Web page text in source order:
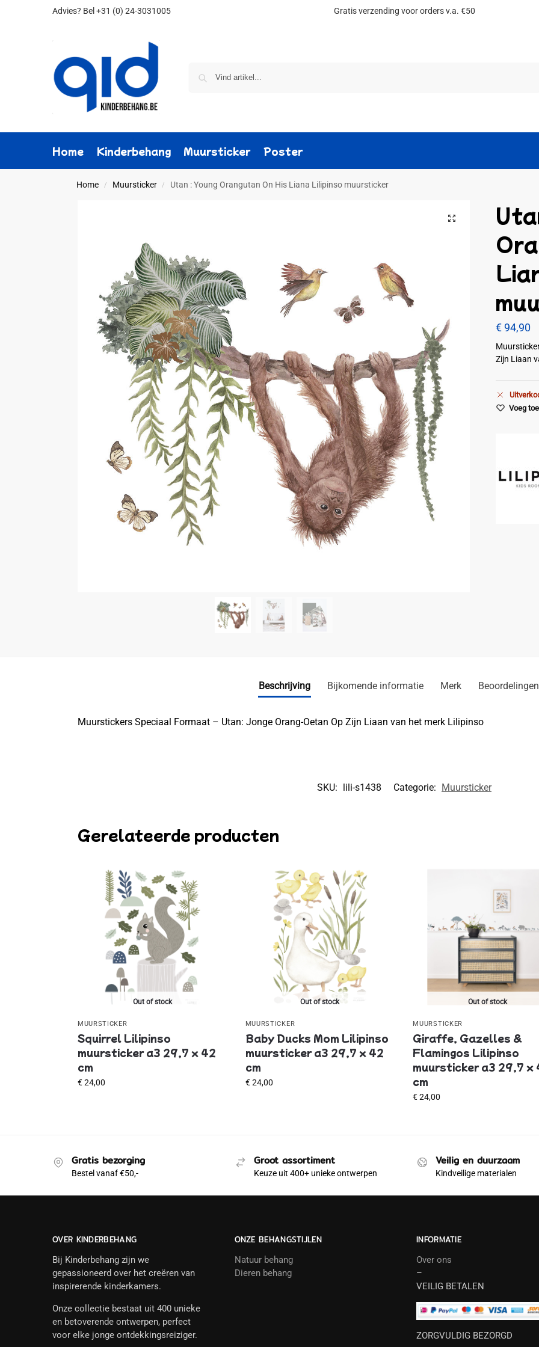
Advies? Bel +31 (0) 24-3031005 Gratis verzending voor orders v.a. €50
Home Kinderbehang Muursticker Poster
Home / Muursticker / Utan : Young Orangutan On His Liana Lilipinso muursticker
€ 94,90
Zijn Liaan
Voeg
Beschrijving Bijkomende informatie Merk Beoordelingen
Muurstickers Speciaal Formaat – Utan: Jonge Orang-Oetan Op Zijn Liaan van het merk Lilipinso
SKU: lili-s1438 Categorie: Muursticker
Gerelateerde producten
Out of stock
MUURSTICKER
Squirrel Lilipinso
muursticker a3 29,7 x 42
cm
€24,00
Out of stock
MUURSTICKER
Baby Ducks Mom Lilipinso
muursticker a3 29,7 x 42
cm
€24,00
Out of stock
MUURSTICKER
Giraffe, Gazelles &
Flamingos Lilipinso
muursticker a3 29,7 x
cm
€24,00
Gratis bezorging
Bestel vanaf €50,-
Groot assortiment
Keuze uit 400+ unieke ontwerpen
Veilig en duurzaam
Kindveilige materialen
OVER KINDERBEHANG
Bij Kinderbehang zijn we
gepassioneerd over het creëren van
inspirerende kinderkamers.
Onze collectie bestaat uit 400 unieke
en betoverende ontwerpen, perfect
voor elke jonge ontdekkingsreiziger.
ONZE BEHANGSTIJLEN
Natuur behang
Dieren behang
INFORMATIE
Over ons
–
VEILIG BETALEN
ZORGVULDIG BEZORGD